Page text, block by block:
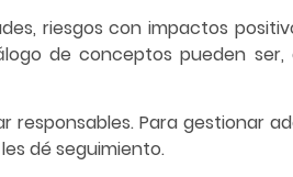
riesgos con impactos
de conceptos pueden
responsables. Para gestionar
dé seguimiento.